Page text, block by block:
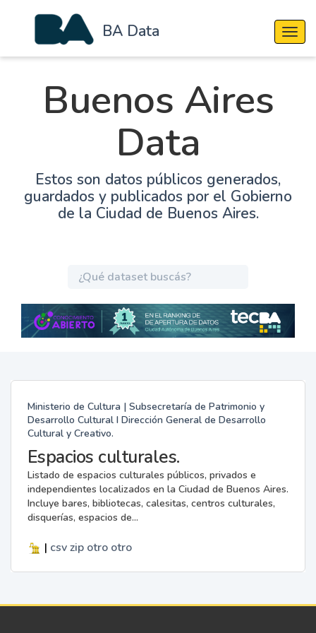
BA Data
Buenos Aires
Data
Estos son datos públicos generados,
guardados y publicados por el Gobierno
de la Ciudad de Buenos Aires.
Ministerio de Cultura | Subsecretaría de Patrimonio y
Desarrollo Cultural I Dirección General de Desarrollo
Cultural y Creativo.
Espacios culturales.
Listado de espacios culturales públicos, privados e
independientes localizados en la Ciudad de Buenos Aires.
Incluye bares, bibliotecas, calesitas, centros culturales,
disquerías, espacios de...
| csv zip otro otro